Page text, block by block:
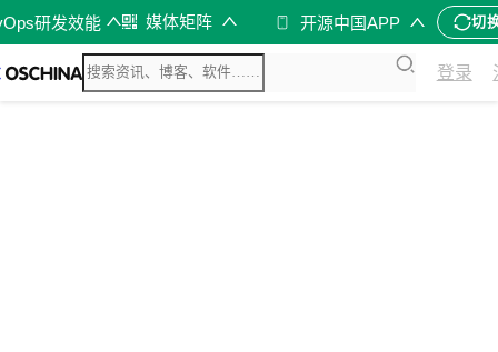
研发效能 媒体矩阵 开源中国APP 切
登录